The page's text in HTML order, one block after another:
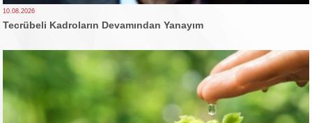
10.08.2026
Tecrübeli Kadroların Devamından Yanayım